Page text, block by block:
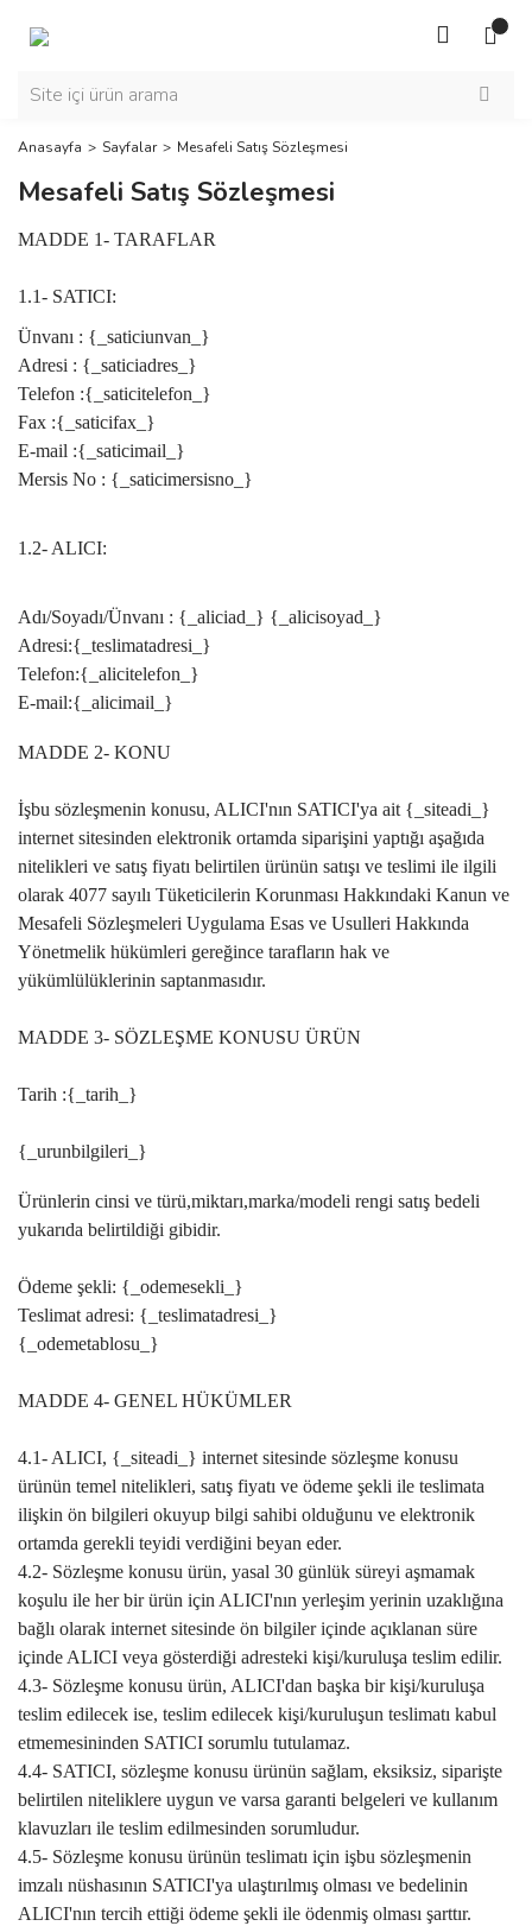
Anasayfa Sayfalar Mesafeli Satış Sözleşmesi
Mesafeli Satış Sözleşmesi
MADDE 1- TARAFLAR
1.1- SATICI:
Ünvanı : {_saticiunvan_}
Adresi : {_saticiadres_}
Telefon :{_saticitelefon_}
Fax :{_saticifax_}
E-mail :{_saticimail_}
Mersis No : {_saticimersisno_}
1.2- ALICI:
Adı/Soyadı/Ünvanı : {_aliciad_} {_alicisoyad_}
Adresi:{_teslimatadresi_}
Telefon:{_alicitelefon_}
E-mail:{_alicimail_}
MADDE 2- KONU
İşbu sözleşmenin konusu, ALICI'nın SATICI'ya ait {_siteadi_}
internet sitesinden elektronik ortamda siparişini yaptığı aşağıda
nitelikleri ve satış fiyatı belirtilen ürünün satışı ve teslimi ile ilgili
olarak 4077 sayılı Tüketicilerin Korunması Hakkındaki Kanun ve
Mesafeli Sözleşmeleri Uygulama Esas ve Usulleri Hakkında
Yönetmelik hükümleri gereğince tarafların hak ve
yükümlülüklerinin saptanmasıdır.
MADDE 3- SÖZLEŞME KONUSU ÜRÜN
Tarih :{_tarih_}
{_urunbilgileri_}
Ürünlerin cinsi ve türü,miktarı,marka/modeli rengi satış bedeli
yukarıda belirtildiği gibidir.
Ödeme şekli: {_odemesekli_}
Teslimat adresi: {_teslimatadresi_}
{_odemetablosu_}
MADDE 4- GENEL HÜKÜMLER
4.1- ALICI, {_siteadi_} internet sitesinde sözleşme konusu
ürünün temel nitelikleri, satış fiyatı ve ödeme şekli ile teslimata
ilişkin ön bilgileri okuyup bilgi sahibi olduğunu ve elektronik
ortamda gerekli teyidi verdiğini beyan eder.
4.2- Sözleşme konusu ürün, yasal 30 günlük süreyi aşmamak
koşulu ile her bir ürün için ALICI'nın yerleşim yerinin uzaklığına
bağlı olarak internet sitesinde ön bilgiler içinde açıklanan süre
içinde ALICI veya gösterdiği adresteki kişi/kuruluşa teslim edilir.
4.3- Sözleşme konusu ürün, ALICI'dan başka bir kişi/kuruluşa
teslim edilecek ise, teslim edilecek kişi/kuruluşun teslimatı kabul
etmemesininden SATICI sorumlu tutulamaz.
4.4- SATICI, sözleşme konusu ürünün sağlam, eksiksiz, siparişte
belirtilen niteliklere uygun ve varsa garanti belgeleri ve kullanım
klavuzları ile teslim edilmesinden sorumludur.
4.5- Sözleşme konusu ürünün teslimatı için işbu sözleşmenin
imzalı nüshasının SATICI'ya ulaştırılmış olması ve bedelinin
ALICI'nın tercih ettiği ödeme şekli ile ödenmiş olması şarttır.